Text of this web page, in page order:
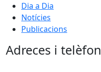
Dia a Dia
Notícies
Publicacions
Adreces i